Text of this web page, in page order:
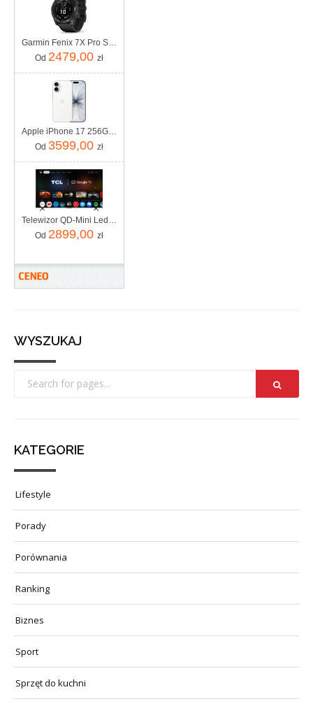
Garmin Fenix 7X Pro Sapphire Solar Carbon Gray DLC Titanium Z Czarnym Paskiem (010-02778-11)
Od 2479,00 zł
Apple iPhone 17 256GB Biały
Od 3599,00 zł
Telewizor QD-Mini Led TCL 65C69K 65 cali 4K UHD
Od 2899,00 zł
WYSZUKAJ
KATEGORIE
Lifestyle
Porady
Porównania
Ranking
Biznes
Sport
Sprzęt do kuchni